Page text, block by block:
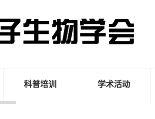
科普培训 学术活动